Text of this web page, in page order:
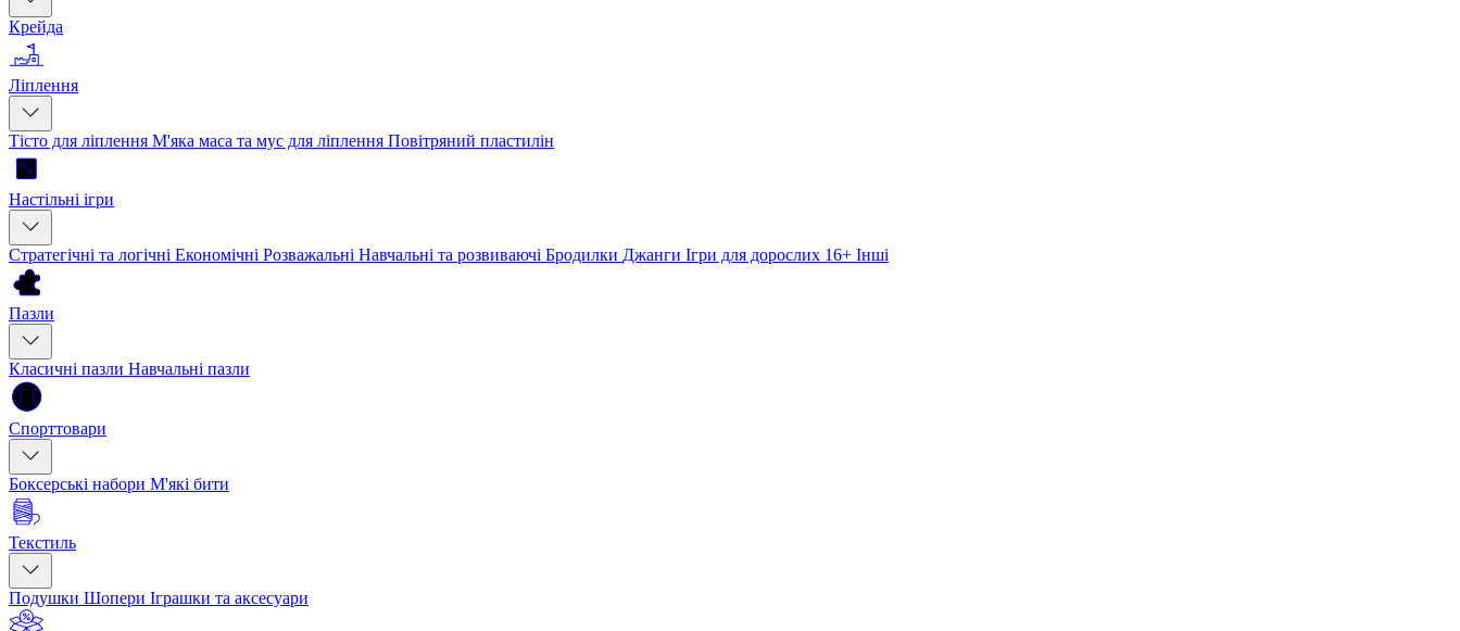
Крейда
Ліплення
Тісто для ліплення М'яка маса та мус для ліплення Повітряний пластилін
Настільні ігри
Стратегічні та логічні Економічні Розважальні Навчальні та розвиваючі Бродилки Джанги Ігри для дорослих 16+ Інші
Пазли
Класичні пазли Навчальні пазли
Спорттовари
Боксерські набори М'які бити
Текстиль
Подушки Шопери Іграшки та аксесуари